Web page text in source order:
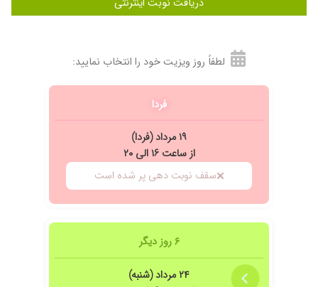
برای بیماران حوصله به خرج میدهند. خیلی ممنونیم
جراحی تیرویید.بسیار دلوز
دکتر عالی و خوش برخورد بودن به سفارش آشناها
اومدم و قرار شد ۱۰ شهریور عمل کنم به امید خدا
اخلاق و رفتار همه چی عالی
بسیار دکتر خو
بسیار خوش برخورد و حرفه ای
عمل سنگ صفرا
لطفاً روز ویزیت خود را انتخاب نمایید:
فردا
۱۹ مرداد (فردا)
از ساعت ۱۶ الی ۲۰
سقف نوبت دهی پر شده است
۶ روز دیگر
۲۴ مرداد (شنبه)